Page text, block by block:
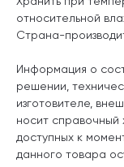
относительной
Страна-
Информация о
решении,
изготовителе,
носит
доступных к
данного товара